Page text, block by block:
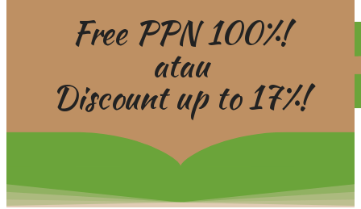
Free PPN 100%!
atau
Discount up to 17%!